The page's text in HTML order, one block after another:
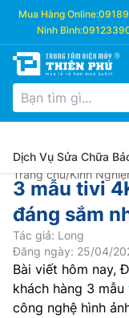
Mua Hàng Online:
Ninh Bình:
Dịch Vụ Sửa Chữa
Trang chủ/Kinh
3 mẫu tivi
đáng sắm
Tác giả: Long
Đăng ngày: 25/04/
Bài viết hôm nay,
khách hàng 3 mẫu
công nghệ hình